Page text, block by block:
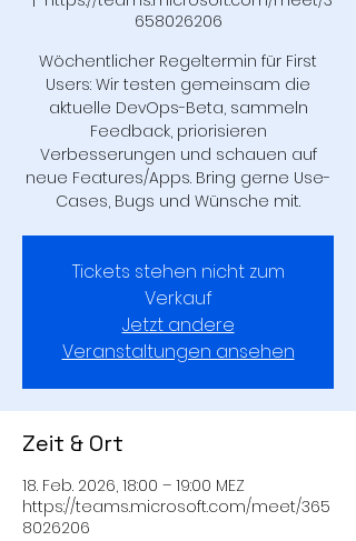
658026206
Wöchentlicher Regeltermin für First
Users: Wir testen gemeinsam die
aktuelle DevOps-Beta, sammeln
Feedback, priorisieren
Verbesserungen und schauen auf
neue Features/Apps. Bring gerne Use-
Cases, Bugs und Wünsche mit.
Tickets stehen nicht zum
Verkauf
Jetzt andere
Veranstaltungen ansehen
Zeit & Ort
18. Feb. 2026, 18:00 – 19:00 MEZ
https://teams.microsoft.com/meet/365
8026206